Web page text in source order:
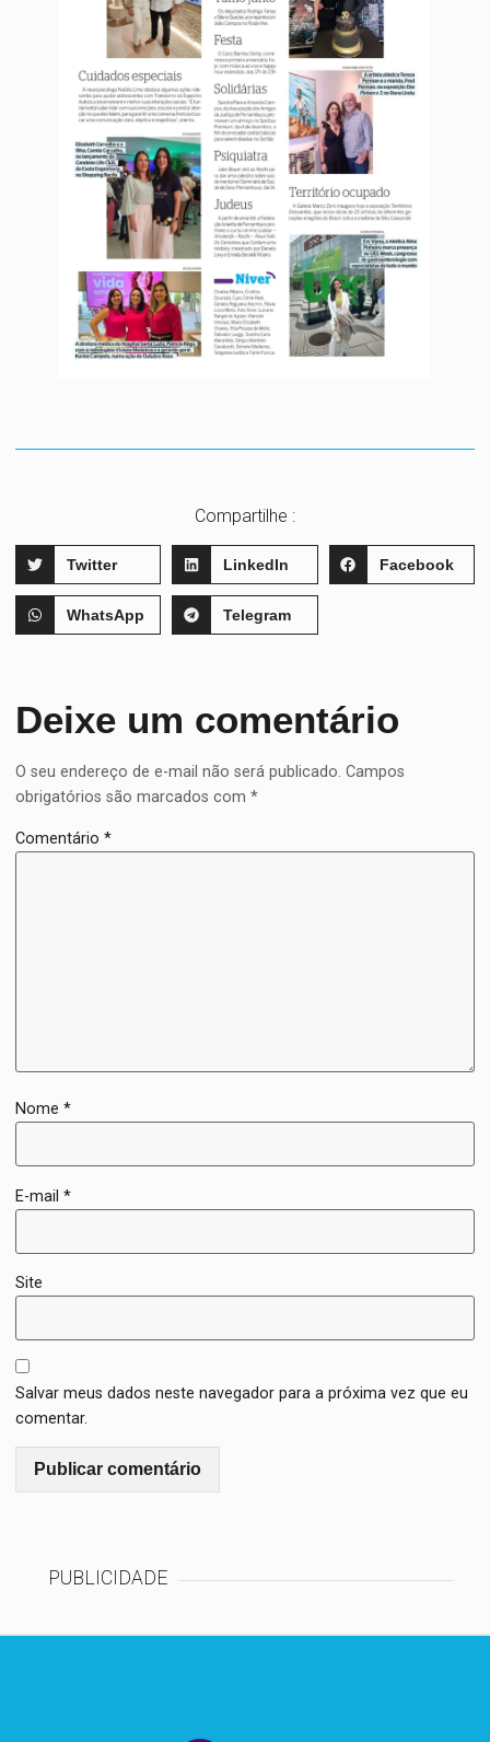
Compartilhe :
Twitter LinkedIn Facebook
WhatsApp Telegram
Deixe um comentário
O seu endereço de e-mail não será publicado. Campos
obrigatórios são marcados com*
Comentário*
Nome*
E-mail*
Site
Salvar meus dados neste navegador para a próxima vez que eu
comentar.
PUBLICIDADE